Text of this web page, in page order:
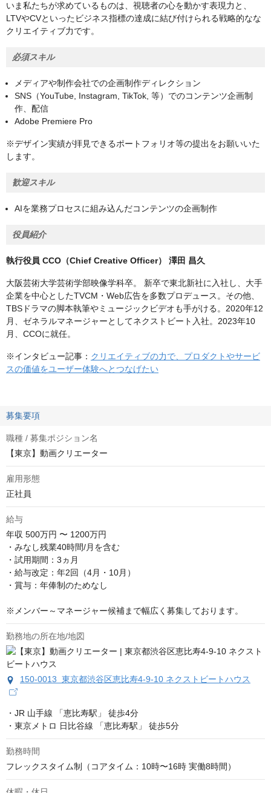
いま私たちが求めているものは、視聴者の心を動かす表現力と、
LTVやCVといったビジネス指標の達成に結び付けられる戦略的なな
クリエイティブ力です。
必須スキル
メディアや制作会社での企画制作ディレクション
SNS（YouTube, Instagram, TikTok, 等）でのコンテンツ企画制
作、配信
Adobe Premiere Pro
※デザイン実績が拝見できるポートフォリオ等の提出をお願いいた
します。
歓迎スキル
AIを業務プロセスに組み込んだコンテンツの企画制作
役員紹介
執行役員 CCO（Chief Creative Officer） 澤田 昌久
大阪芸術大学芸術学部映像学科卒。 新卒で東北新社に入社し、大手
企業を中心としたTVCM・Web広告を多数プロデュース。その他、
TBSドラマの脚本執筆やミュージックビデオも手がける。2020年12
月、ゼネラルマネージャーとしてネクストビート入社。2023年10
月、CCOに就任。
※インタビュー記事： クリエイティブの力で、プロダクトやサービ
スの価値をユーザー体験へとつなげたい
募集要項
職種 / 募集ポジション名
【東京】動画クリエーター
雇用形態
正社員
給与
年収 500万円 〜 1200万円
・みなし残業40時間/月を含む
・試用期間：3ヵ月
・給与改定：年2回（4月・10月）
・賞与：年俸制のためなし
※メンバー～マネージャー候補まで幅広く募集しております。
勤務地の所在地/地図
150-0013 東京都渋谷区恵比寿4-9-10 ネクストビートハウス
・JR 山手線 「恵比寿駅」 徒歩4分
・東京メトロ 日比谷線 「恵比寿駅」 徒歩5分
勤務時間
フレックスタイム制（コアタイム：10時〜16時 実働8時間）